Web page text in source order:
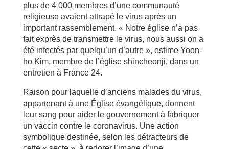
plus de 4 000 membres d’une communauté
religieuse avaient attrapé le virus après un
important rassemblement. « Notre église n’a pas
fait exprès de transmettre le virus, nous aussi on a
été infectés par quelqu’un d’autre », estime Yoon-
ho Kim, membre de l’église shincheonji, dans un
entretien à France 24.
Raison pour laquelle d’anciens malades du virus,
appartenant à une Église évangélique, donnent
leur sang pour aider le gouvernement à fabriquer
un vaccin contre le coronavirus. Une action
symbolique destinée, selon les détracteurs de